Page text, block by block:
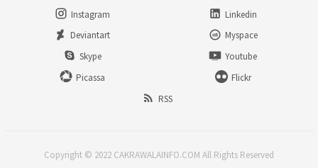
Instagram
Linkedin
Deviantart
Myspace
Skype
Youtube
Picassa
Flickr
RSS
Copyright © 2022 CAKRAWALAINFO.COM All Rights Reserved